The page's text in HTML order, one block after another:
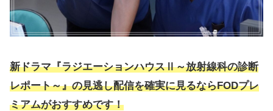
新ドラマ『ラジエーションハウスⅡ～放射線科の診断
レポート～』の見逃し配信を確実に見るならFODプレ
ミアムがおすすめです！